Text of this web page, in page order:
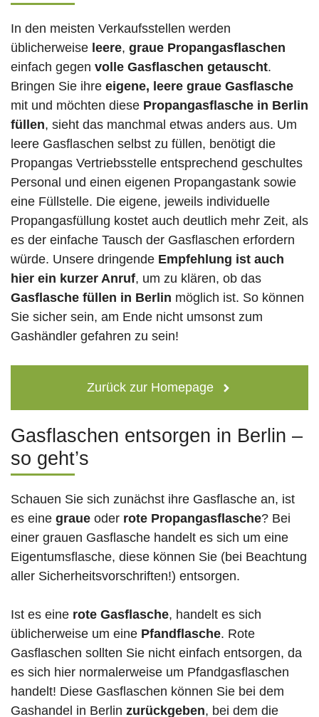
In den meisten Verkaufsstellen werden
üblicherweise leere, graue Propangasflaschen
einfach gegen volle Gasflaschen getauscht.
Bringen Sie ihre eigene, leere graue Gasflasche
mit und möchten diese Propangasflasche in Berlin
füllen, sieht das manchmal etwas anders aus. Um
leere Gasflaschen selbst zu füllen, benötigt die
Propangas Vertriebsstelle entsprechend geschultes
Personal und einen eigenen Propangastank sowie
eine Füllstelle. Die eigene, jeweils individuelle
Propangasfüllung kostet auch deutlich mehr Zeit, als
es der einfache Tausch der Gasflaschen erfordern
würde. Unsere dringende Empfehlung ist auch
hier ein kurzer Anruf, um zu klären, ob das
Gasflasche füllen in Berlin möglich ist. So können
Sie sicher sein, am Ende nicht umsonst zum
Gashändler gefahren zu sein!
Zurück zur Homepage
Gasflaschen entsorgen in Berlin –
so geht’s
Schauen Sie sich zunächst ihre Gasflasche an, ist
es eine graue oder rote Propangasflasche? Bei
einer grauen Gasflasche handelt es sich um eine
Eigentumsflasche, diese können Sie (bei Beachtung
aller Sicherheitsvorschriften!) entsorgen.
Ist es eine rote Gasflasche, handelt es sich
üblicherweise um eine Pfandflasche. Rote
Gasflaschen sollten Sie nicht einfach entsorgen, da
es sich hier normalerweise um Pfandgasflaschen
handelt! Diese Gasflaschen können Sie bei dem
Gashandel in Berlin zurückgeben, bei dem die